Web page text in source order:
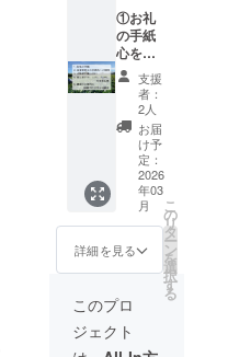
ご記入
くださ
い。 ※
寄付金
受領証
明書の
発行を
行いま
す。
方のお
名前を
報告書
に記載
しま
す。
（希望
者様）
※報告書
に記載
するお
名前を
備考欄
にご記
入くだ
希望さ
れない
場合は
「不
は2025
年11月
を予
定。詳
細は
メール
にてご
連絡し
ます。
③報告
書 活動
報告書
をお送
りしま
す。 ④
掲載 ご
支援く
ださっ
た方の
①お礼
の手紙
心を込
めたお
礼の手
紙をお
送りし
ます。
②プロ
ジェク
ト支援
者同士
の交流
会（オ
ンライ
zoomを
使用予
定）へ
ご招待
支援
者：
2人
お届
け予
定：
2026
年03
月
詳細を見る
こ
の
リ
タ
ー
ン
を
選
択
す
る
このプロ
ジェクト